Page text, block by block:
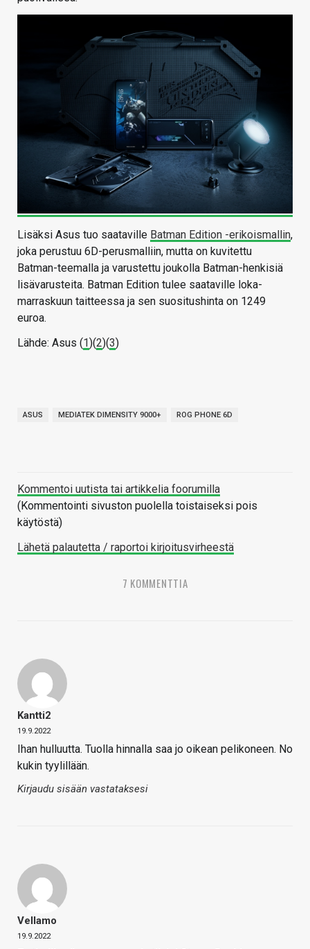
Lisäksi Asus tuo saataville Batman Edition -erikoismallin,
joka perustuu 6D-perusmalliin, mutta on kuvitettu
Batman-teemalla ja varustettu joukolla Batman-henkisiä
lisävarusteita. Batman Edition tulee saataville loka-
marraskuun taitteessa ja sen suositushinta on 1249
euroa.
Lähde: Asus (1)(2)(3)
ASUS MEDIATEK DIMENSITY 9000+ ROG PHONE 6D
Kommentoi uutista tai artikkelia foorumilla
(Kommentointi sivuston puolella toistaiseksi pois
käytöstä)
Lähetä palautetta / raportoi kirjoitusvirheestä
7 KOMMENTTIA
Kantti2
19.9.2022
Ihan hulluutta. Tuolla hinnalla saa jo oikean pelikoneen. No
kukin tyylillään.
Kirjaudu sisään vastataksesi
Vellamo
19.9.2022